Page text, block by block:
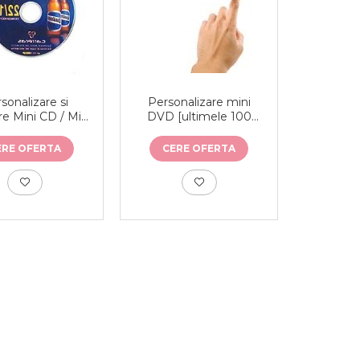
si
Mini CD / Mini
buc]
OFERTA
Personalizare mini
DVD [ultimele 100
CERE OFERTA